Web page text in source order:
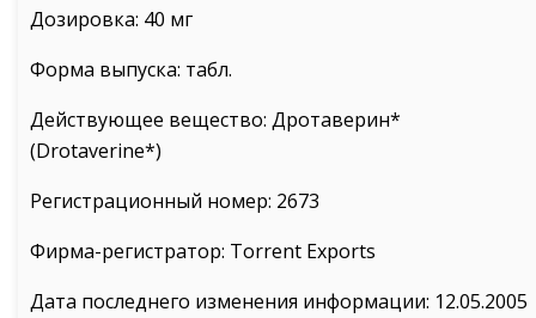
Дозировка: 40 мг
Форма выпуска: табл.
Действующее вещество: Дротаверин*
(Drotaverine*)
Регистрационный номер: 2673
Фирма-регистратор: Torrent Exports
Дата последнего изменения информации: 12.05.2005